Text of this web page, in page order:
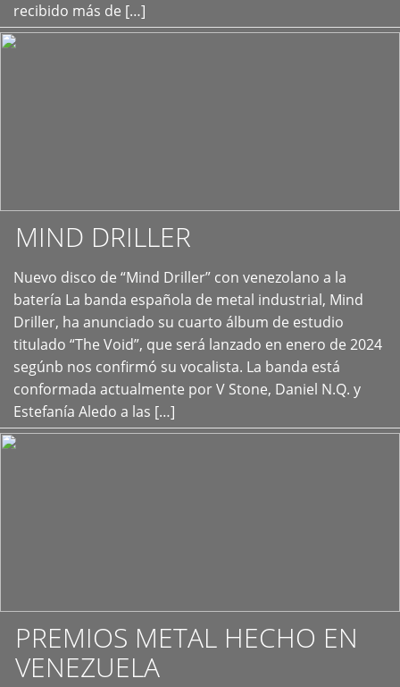
recibido más de […]
MIND DRILLER
Nuevo disco de “Mind Driller” con venezolano a la
batería La banda española de metal industrial, Mind
Driller, ha anunciado su cuarto álbum de estudio
titulado “The Void”, que será lanzado en enero de 2024
segúnb nos confirmó su vocalista. La banda está
conformada actualmente por V Stone, Daniel N.Q. y
Estefanía Aledo a las […]
+
PREMIOS METAL HECHO EN
VENEZUELA